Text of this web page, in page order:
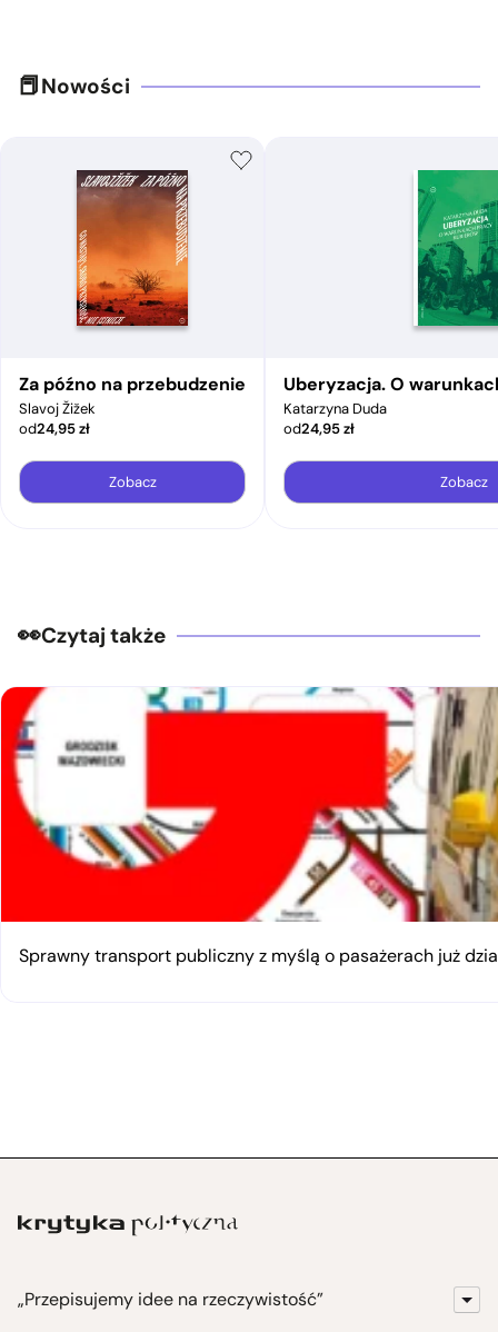
Nowości
Za późno na przebudzenie
Slavoj Žižek
od24,95zł
Zobacz
Uberyzacja. O
Katarzyna Duda
od24,95zł
Zobacz
Czytaj także
Sprawny transport publiczny z myślą o pasażerach już
„Przepisujemy idee na rzeczywistość”